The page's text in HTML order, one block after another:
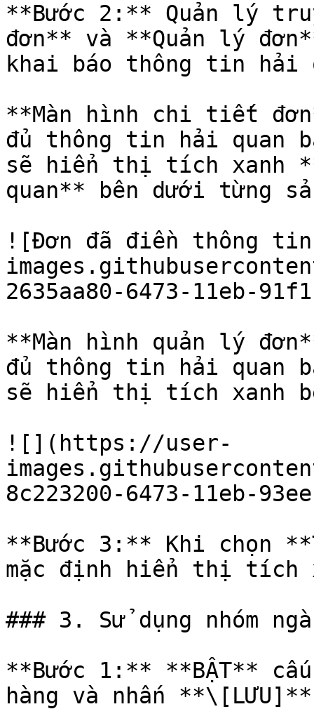
**Bước 2:** Quản lý
đơn** và **Quản lý
khai báo thông tin hải
**Màn hình chi tiết
đủ thông tin hải quan
sẽ hiển thị tích xanh
quan** bên dưới từng
![Đơn đã điền thông
2635aa80-6473-11eb-
**Màn hình quản lý
đủ thông tin hải quan
sẽ hiển thị tích xanh
![](https://user-
8c223200-6473-11eb-
**Bước 3:** Khi chọn
mặc định hiển thị tích
### 3. Sử dụng nhóm
**Bước 1:** **BẬT** cấu
hàng và nhấn **\[LƯU]**